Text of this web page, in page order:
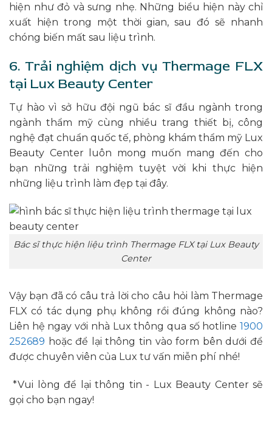
hiện như đỏ và sưng nhẹ. Những biểu hiện này chỉ
xuất hiện trong một thời gian, sau đó sẽ nhanh
chóng biến mất sau liệu trình.
6. Trải nghiệm dịch vụ Thermage FLX
tại Lux Beauty Center
Tự hào vì sở hữu đội ngũ bác sĩ đầu ngành trong
ngành thẩm mỹ cùng nhiều trang thiết bị, công
nghệ đạt chuẩn quốc tế, phòng khám thẩm mỹ Lux
Beauty Center luôn mong muốn mang đến cho
bạn những trải nghiệm tuyệt vời khi thực hiện
những liệu trình làm đẹp tại đây.
Bác sĩ thực hiện liệu trình Thermage FLX tại Lux Beauty
Center
Vậy bạn đã có câu trả lời cho câu hỏi làm Thermage
FLX có tác dụng phụ không rồi đúng không nào?
Liên hệ ngay với nhà Lux thông qua số hotline 1900
252689 hoặc để lại thông tin vào form bên dưới để
được chuyên viên của Lux tư vấn miễn phí nhé!
*Vui lòng để lại thông tin - Lux Beauty Center sẽ
gọi cho bạn ngay!